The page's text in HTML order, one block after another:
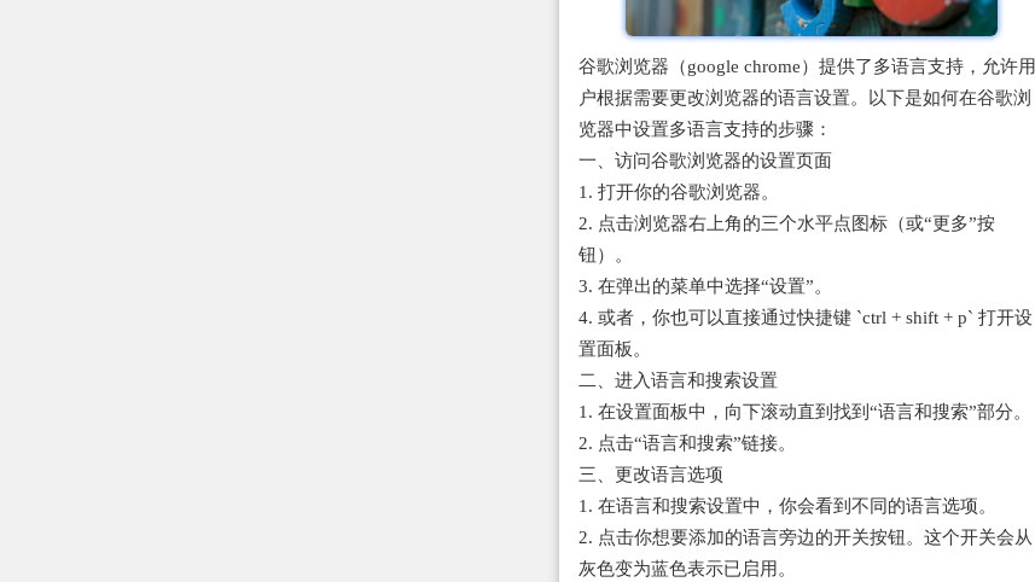
谷歌浏览器（google chrome）提供了多语言支持，允许用
户根据需要更改浏览器的语言设置。以下是如何在谷歌浏
览器中设置多语言支持的步骤：
一、访问谷歌浏览器的设置页面
1. 打开你的谷歌浏览器。
2. 点击浏览器右上角的三个水平点图标（或“更多”按
钮）。
3. 在弹出的菜单中选择“设置”。
4. 或者，你也可以直接通过快捷键 `ctrl + shift + p` 打开设
置面板。
二、进入语言和搜索设置
1. 在设置面板中，向下滚动直到找到“语言和搜索”部分。
2. 点击“语言和搜索”链接。
三、更改语言选项
1. 在语言和搜索设置中，你会看到不同的语言选项。
2. 点击你想要添加的语言旁边的开关按钮。这个开关会从
灰色变为蓝色表示已启用。